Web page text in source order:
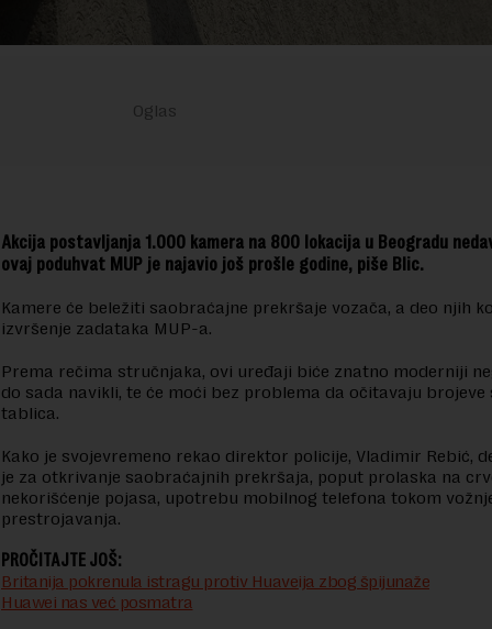
Akcija postavljanja 1.000 kamera na 800 lokacija u Beogradu
ovaj poduhvat MUP je najavio još prošle godine, piše Blic.
Kamere će beležiti saobraćajne prekršaje vozača, a deo njih
izvršenje zadataka MUP-a.
Prema rečima stručnjaka, ovi uređaji biće znatno moderniji
do sada navikli, te će moći bez problema da očitavaju
tablica.
Kako je svojevremeno rekao direktor policije, Vladimir Rebić,
je za otkrivanje saobraćajnih prekršaja, poput prolaska na
nekorišćenje pojasa, upotrebu mobilnog telefona tokom
prestrojavanja.
PROČITAJTE JOŠ:
Britanija pokrenula istragu protiv Huaveija zbog špijunaže
Huawei nas već posmatra